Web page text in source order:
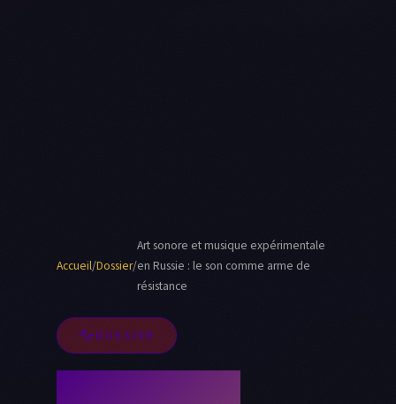
Accueil/Dossier/
Art sonore et musique expérimentale
en Russie : le son comme arme de
résistance
DOSSIER